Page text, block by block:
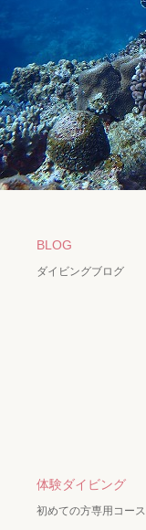
BLOG
ダイビングブログ
体験ダイビング
初めての方専用コース